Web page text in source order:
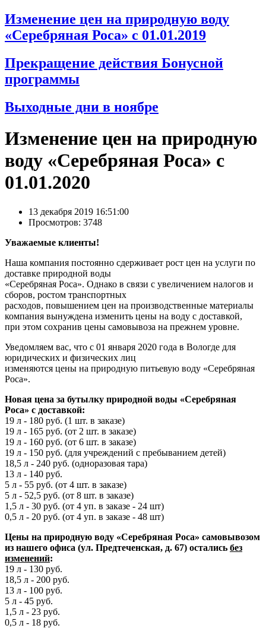
Изменение цен на природную воду
«Серебряная Роса» с 01.01.2019
Прекращение действия Бонусной
программы
Выходные дни в ноябре
Изменение цен на природную
воду «Серебряная Роса» с
01.01.2020
13 декабря 2019 16:51:00
Просмотров: 3748
Уважаемые клиенты!
Наша компания постоянно сдерживает рост цен на услуги по
доставке природной воды
«Серебряная Роса». Однако в связи с увеличением налогов и
сборов, ростом транспортных
расходов, повышением цен на производственные материалы
компания вынуждена изменить цены на воду с доставкой,
при этом сохранив цены самовывоза на прежнем уровне.
Уведомляем вас, что с 01 января 2020 года в Вологде для
юридических и физических лиц
изменяются цены на природную питьевую воду «Серебряная
Роса».
Новая цена за бутылку природной воды «Серебряная
Роса» с доставкой:
19 л - 180 руб. (1 шт. в заказе)
19 л - 165 руб. (от 2 шт. в заказе)
19 л - 160 руб. (от 6 шт. в заказе)
19 л - 150 руб. (для учреждений с пребыванием детей)
18,5 л - 240 руб. (одноразовая тара)
13 л - 140 руб.
5 л - 55 руб. (от 4 шт. в заказе)
5 л - 52,5 руб. (от 8 шт. в заказе)
1,5 л - 30 руб. (от 4 уп. в заказе - 24 шт)
0,5 л - 20 руб. (от 4 уп. в заказе - 48 шт)
Цены на природную воду «Серебряная Роса» самовывозом
из нашего офиса (ул. Предтеченская, д. 67) остались без
изменений:
19 л - 130 руб.
18,5 л - 200 руб.
13 л - 100 руб.
5 л - 45 руб.
1,5 л - 23 руб.
0,5 л - 18 руб.